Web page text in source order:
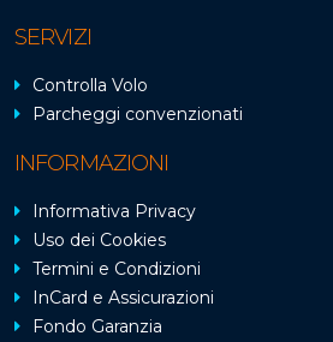
SERVIZI
Controlla Volo
Parcheggi convenzionati
INFORMAZIONI
Informativa Privacy
Uso dei Cookies
Termini e Condizioni
InCard e Assicurazioni
Fondo Garanzia